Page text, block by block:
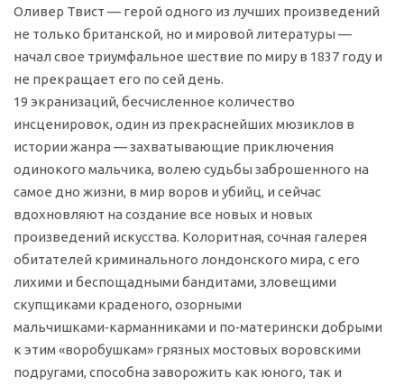
Оливер Твист — герой одного из лучших произведений
не только британской, но и мировой литературы —
начал свое триумфальное шествие по миру в 1837 году и
не прекращает его по сей день.
19 экранизаций, бесчисленное количество
инсценировок, один из прекраснейших мюзиклов в
истории жанра — захватывающие приключения
одинокого мальчика, волею судьбы заброшенного на
самое дно жизни, в мир воров и убийц, и сейчас
вдохновляют на создание все новых и новых
произведений искусства. Колоритная, сочная галерея
обитателей криминального лондонского мира, с его
лихими и беспощадными бандитами, зловещими
скупщиками краденого, озорными
мальчишками‑карманниками и по‑матерински добрыми
к этим «воробушкам» грязных мостовых воровскими
подругами, способна заворожить как юного, так и